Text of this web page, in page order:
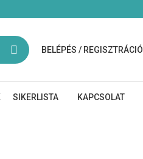
BELÉPÉS / REGISZTRÁCIÓ
SIKERLISTA KAPCSOLAT